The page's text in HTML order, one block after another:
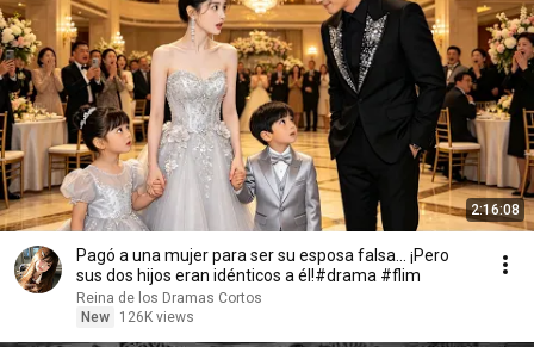
2:16:08
Pagó a una mujer para ser su esposa falsa... ¡Pero
sus dos hijos eran idénticos a él!#drama #flim
Reina de los Dramas Cortos
New
126K views